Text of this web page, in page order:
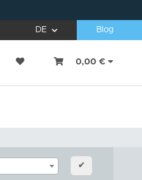
DE Blog
0,00 €
✔